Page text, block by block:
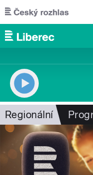
Přejít k hlavnímu obsahu
Regionální